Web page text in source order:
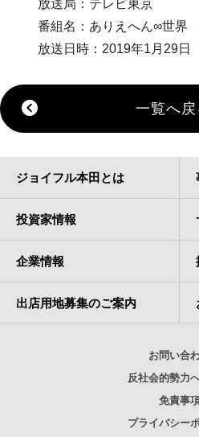
放送局：テレビ東京
番組名：ありえへん∞世界
放送日時：2019年1月29
一覧へ戻
ジョイフル本田とは
投資家情報
企業情報
出店用地募集のご案内
お問い合
反社会的勢力
免責事
プライバシー